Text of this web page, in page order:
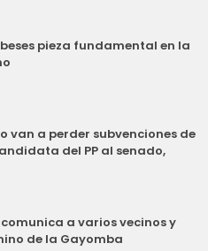
pieza fundamental en la
van a perder subvenciones de
del PP al senado,
a varios vecinos y
de la Gayomba